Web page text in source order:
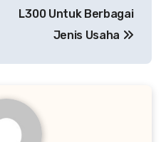
L300 Untuk Berbagai
Jenis Usaha